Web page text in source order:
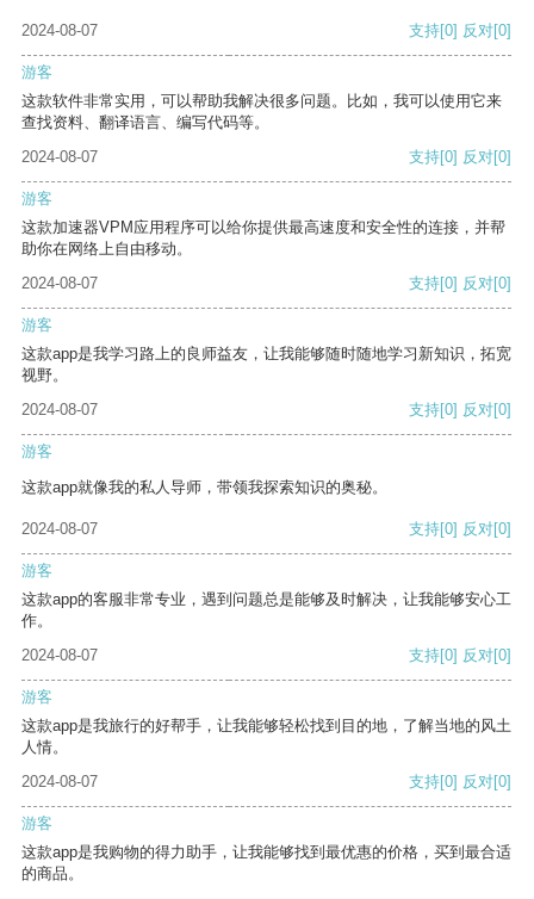
2024-08-07 支持[0] 反对[0]
游客
这款软件非常实用，可以帮助我解决很多问题。比如，我可以使用它来
查找资料、翻译语言、编写代码等。
2024-08-07
支持[0] 反对[0]
游客
这款加速器VPM应用程序可以给你提供最高速度和安全性的连接，并帮
助你在网络上自由移动。
2024-08-07
支持[0] 反对[0]
游客
这款app是我学习路上的良师益友，让我能够随时随地学习新知识，拓宽
视野。
2024-08-07
支持[0] 反对[0]
游客
这款app就像我的私人导师，带领我探索知识的奥秘。
2024-08-07 支持[0] 反对[0]
游客
这款app的客服非常专业，遇到问题总是能够及时解决，让我能够安心工
作。
2024-08-07
支持[0] 反对[0]
游客
这款app是我旅行的好帮手，让我能够轻松找到目的地，了解当地的风土
人情。
2024-08-07
支持[0] 反对[0]
游客
这款app是我购物的得力助手，让我能够找到最优惠的价格，买到最合适
的商品。